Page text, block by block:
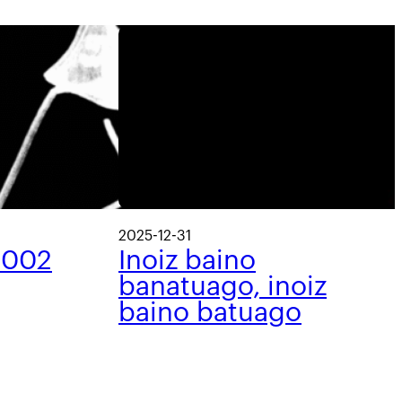
002
2025-12-31
Inoiz baino
banatuago, inoiz
baino batuago